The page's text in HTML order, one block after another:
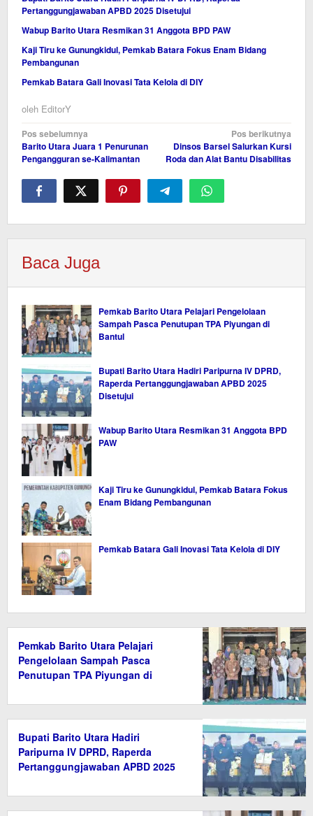
Pertanggungjawaban APBD 2025 Disetujui
Wabup Barito Utara Resmikan 31 Anggota BPD PAW
Kaji Tiru ke Gunungkidul, Pemkab Batara Fokus Enam Bidang
Pembangunan
Pemkab Batara Gali Inovasi Tata Kelola di DIY
oleh EditorY
Navigasi
pos
Pos sebelumnya
Barito Utara Juara 1 Penurunan
Pengangguran se-Kalimantan
Pos berikutnya
Dinsos Barsel Salurkan Kursi
Roda dan Alat Bantu Disabilitas
Baca Juga
Pemkab Barito Utara Pelajari Pengelolaan
Sampah Pasca Penutupan TPA Piyungan di
Bantul
Bupati Barito Utara Hadiri Paripurna IV DPRD,
Raperda Pertanggungjawaban APBD 2025
Disetujui
Wabup Barito Utara Resmikan 31 Anggota BPD
PAW
Kaji Tiru ke Gunungkidul, Pemkab Batara Fokus
Enam Bidang Pembangunan
Pemkab Batara Gali Inovasi Tata Kelola di DIY
Pemkab Barito Utara Pelajari
Pengelolaan Sampah Pasca
Penutupan TPA Piyungan di
Bupati Barito Utara Hadiri
Paripurna IV DPRD, Raperda
Pertanggungjawaban APBD 2025